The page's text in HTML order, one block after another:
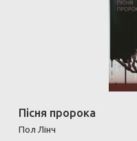
Пісня пророка
Пол Лінч